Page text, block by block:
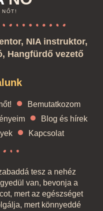
NŐT!
NIA instruktor,
Hangfürdő vezető
Bemutatkozom
Blog és hírek
Kapcsolat
tesz a nehéz
van, bevonja a
mert az egészséget
mert könnyeddé